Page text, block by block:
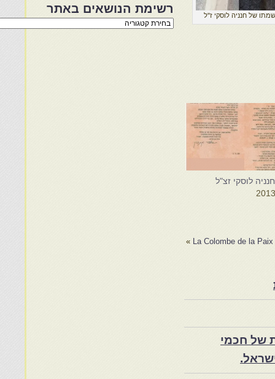
של חנניה לוסקי ז"ל
לוסקי זצ"ל
La Colombe de la
»
של חכמי
רשימת הנושאים באתר
רשימת
הנושאים